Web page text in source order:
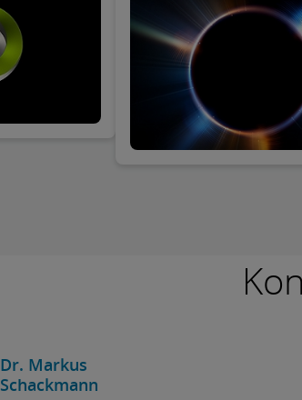
Sie Ihr Netzwerk.
Dr. Markus
Schackmann